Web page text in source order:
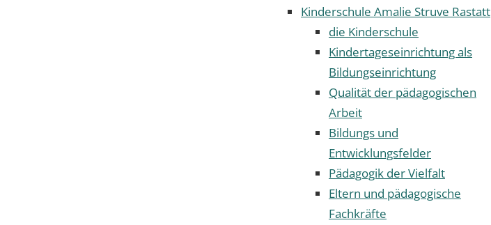
Kinderschule Amalie Struve Rastatt
die Kinderschule
Kindertageseinrichtung als
Bildungseinrichtung
Qualität der pädagogischen
Arbeit
Bildungs und
Entwicklungsfelder
Pädagogik der Vielfalt
Eltern und pädagogische
Fachkräfte